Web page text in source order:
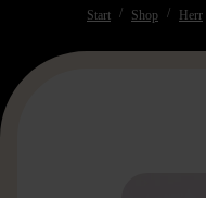
Start Shop Herr